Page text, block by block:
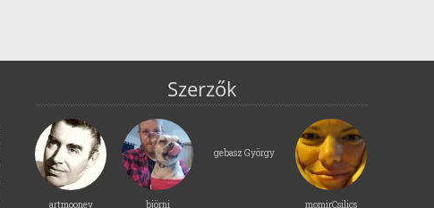
Szerzők
artmooney björni
gebasz György
momirCsilics